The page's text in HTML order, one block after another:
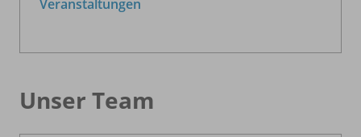
Veranstaltungen
Unser Team